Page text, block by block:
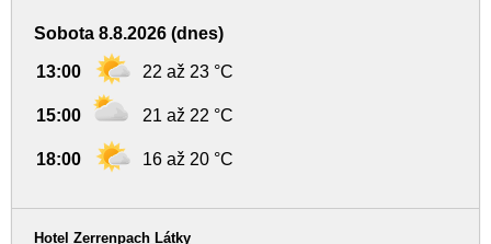
Sobota 8.8.2026 (dnes)
13:00 22 až 23 °C
15:00 21 až 22 °C
18:00 16 až 20 °C
Hotel Zerrenpach Látky